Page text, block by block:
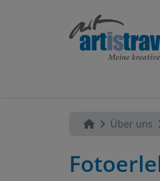
Über uns